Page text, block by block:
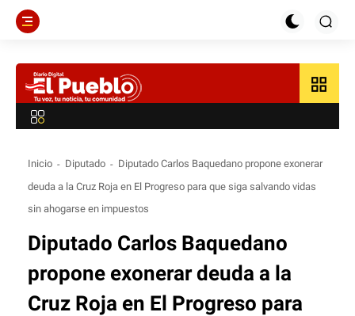
grid_view
Inicio Diputado
Diputado Carlos Baquedano propone exonerar
deuda a la Cruz Roja en El Progreso para que siga salvando vidas
sin ahogarse en impuestos
Diputado Carlos Baquedano
propone exonerar deuda a la
Cruz Roja en El Progreso para